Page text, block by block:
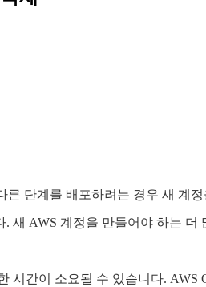
른 단계를 배포하려는 경우 새
새 AWS 계정을 만들어야 하는 더
간이 소요될 수 있습니다. AWS